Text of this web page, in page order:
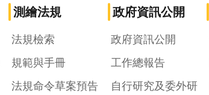
測繪法規
法規檢索
規範與手冊
法規命令草案預告
政府資訊公開
政府資訊公開
工作總報告
自行研究及委外研